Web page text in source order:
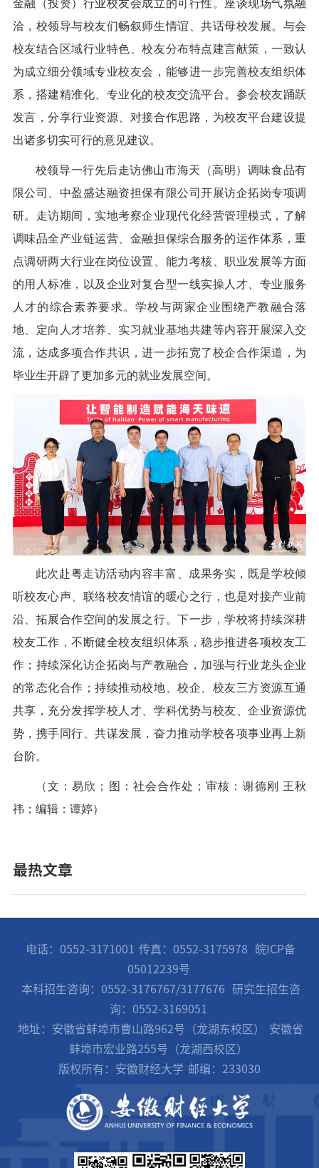
金融（投资）行业校友会成立的可行性。座谈现场气氛融
洽，校领导与校友们畅叙师生情谊、共话母校发展。与会
校友结合区域行业特色、校友分布特点建言献策，一致认
为成立细分领域专业校友会，能够进一步完善校友组织体
系，搭建精准化、专业化的校友交流平台。参会校友踊跃
发言，分享行业资源、对接合作思路，为校友平台建设提
出诸多切实可行的意见建议。
校领导一行先后走访佛山市海天（高明）调味食品有
限公司、中盈盛达融资担保有限公司开展访企拓岗专项调
研。走访期间，实地考察企业现代化经营管理模式，了解
调味品全产业链运营、金融担保综合服务的运作体系，重
点调研两大行业在岗位设置、能力考核、职业发展等方面
的用人标准，以及企业对复合型一线实操人才、专业服务
人才的综合素养要求。学校与两家企业围绕产教融合落
地、定向人才培养、实习就业基地共建等内容开展深入交
流，达成多项合作共识，进一步拓宽了校企合作渠道，为
毕业生开辟了更加多元的就业发展空间。
此次赴粤走访活动内容丰富、成果务实，既是学校倾
听校友心声、联络校友情谊的暖心之行，也是对接产业前
沿、拓展合作空间的发展之行。下一步，学校将持续深耕
校友工作，不断健全校友组织体系，稳步推进各项校友工
作；持续深化访企拓岗与产教融合，加强与行业龙头企业
的常态化合作；持续推动校地、校企、校友三方资源互通
共享，充分发挥学校人才、学科优势与校友、企业资源优
势，携手同行、共谋发展，奋力推动学校各项事业再上新
台阶。
（文：易欣；图：社会合作处；审核：谢德刚 王秋
祎；编辑：谭婷）
最热文章
电话：0552-3171001 传真：0552-3175978
皖ICP备
05012239号
本科招生咨询：0552-3176767/3177676
研究生招生咨
询：0552-3169051
地址：安徽省蚌埠市曹山路962号（龙湖东校区）
安徽省
蚌埠市宏业路255号（龙湖西校区）
版权所有：安徽财经大学 邮编：233030